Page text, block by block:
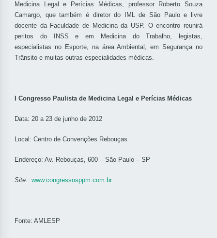
Medicina Legal e Perícias Médicas, professor Roberto Souza
Camargo, que também é diretor do IML de São Paulo e livre
docente da Faculdade de Medicina da USP. O encontro reunirá
peritos do INSS e em Medicina do Trabalho, legistas,
especialistas no Esporte, na área Ambiental, em Segurança no
Trânsito e muitas outras especialidades médicas.
I Congresso Paulista de Medicina Legal e Perícias Médicas
Data: 20 a 23 de junho de 2012
Local: Centro de Convenções Rebouças
Endereço: Av. Rebouças, 600 – São Paulo – SP
Site: www.congressosppm.com.br
Fonte: AMLESP